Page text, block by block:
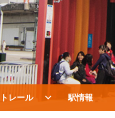
レール 駅情報